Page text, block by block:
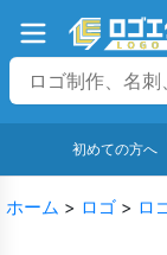
初めての方へ
ホーム > ロゴ > ロ